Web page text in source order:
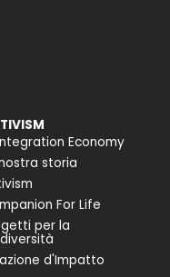
Economy
storia
For Life
per la
d'Impatto